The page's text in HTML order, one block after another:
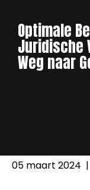
Optimale
Juridische
Weg naar
05 maart 2024 |